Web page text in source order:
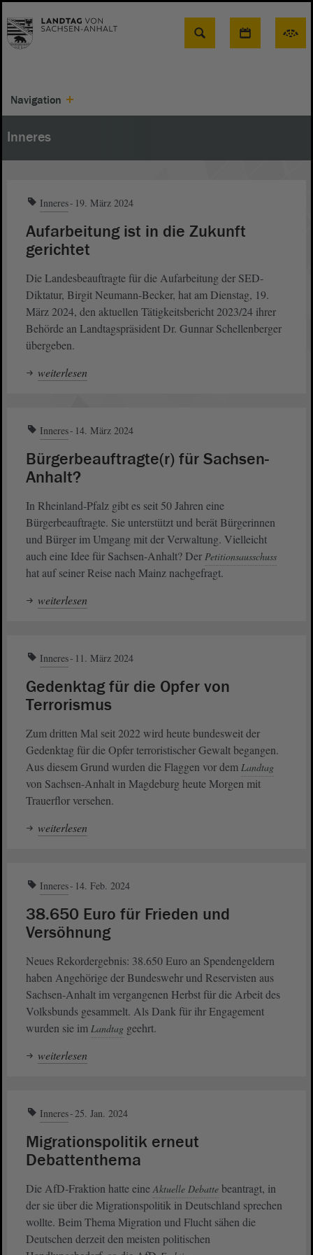
Suche
Navigation
Inneres
Inneres 19. März 2024
Aufarbeitung ist in die Zukunft
gerichtet
Die Landesbeauftragte für die Aufarbeitung der SED-
Diktatur, Birgit Neumann-Becker, hat am Dienstag, 19.
März 2024, den aktuellen Tätigkeitsbericht 2023/24 ihrer
Behörde an Landtagspräsident Dr. Gunnar Schellenberger
übergeben.
weiterlesen
Inneres 14. März 2024
Bürgerbeauftragte(r) für Sachsen-
Anhalt?
In Rheinland-Pfalz gibt es seit 50 Jahren eine
Bürgerbeauftragte. Sie unterstützt und berät Bürgerinnen
und Bürger im Umgang mit der Verwaltung. Vielleicht
auch eine Idee für Sachsen-Anhalt? Der Petitionsausschuss
hat auf seiner Reise nach Mainz nachgefragt.
weiterlesen
Inneres 11. März 2024
Gedenktag für die Opfer von
Terrorismus
Zum dritten Mal seit 2022 wird heute bundesweit der
Gedenktag für die Opfer terroristischer Gewalt begangen.
Aus diesem Grund wurden die Flaggen vor dem Landtag
von Sachsen-Anhalt in Magdeburg heute Morgen mit
Trauerflor versehen.
weiterlesen
Inneres 14. Feb. 2024
38.650 Euro für Frieden und
Versöhnung
Neues Rekordergebnis: 38.650 Euro an Spendengeldern
haben Angehörige der Bundeswehr und Reservisten aus
Sachsen-Anhalt im vergangenen Herbst für die Arbeit des
Volksbunds gesammelt. Als Dank für ihr Engagement
wurden sie im Landtag geehrt.
weiterlesen
Inneres 25. Jan. 2024
Migrationspolitik erneut
Debattenthema
Die AfD‐Fraktion hatte eine Aktuelle Debatte beantragt, in
der sie über die Migrationspolitik in Deutschland sprechen
wollte. Beim Thema Migration und Flucht sähen die
Deutschen derzeit den meisten politischen